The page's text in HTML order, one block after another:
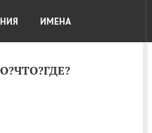
ИМЕНА